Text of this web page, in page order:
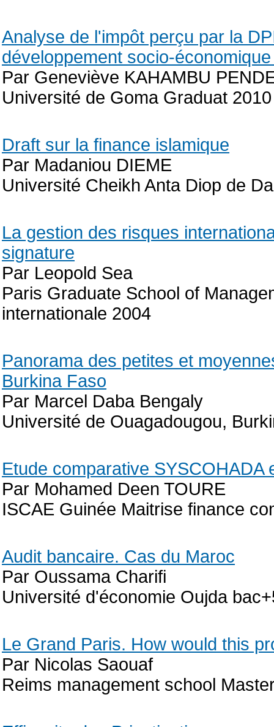
Analyse de l'impôt perçu par la
développement socio-
Par Geneviève KAHAMBU
Université de Goma Graduat 2010
Draft sur la finance islamique
Par Madaniou DIEME
Université Cheikh Anta Diop de
La gestion des risques
signature
Par Leopold Sea
Paris Graduate School of
internationale 2004
Panorama des petites et
Burkina Faso
Par Marcel Daba Bengaly
Université de Ouagadougou,
Etude comparative SYSCOHADA
Par Mohamed Deen TOURE
ISCAE Guinée Maitrise finance
Audit bancaire. Cas du Maroc
Par Oussama Charifi
Université d'économie Oujda
Le Grand Paris. How would this
Par Nicolas Saouaf
Reims management school